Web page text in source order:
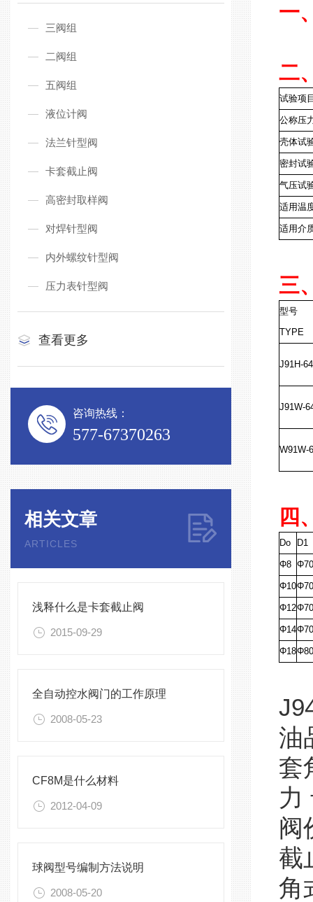
三阀组
二阀组
五阀组
液位计阀
法兰针型阀
卡套截止阀
高密封取样阀
对焊针型阀
内外螺纹针型阀
压力表针型阀
查看更多
咨询热线：
577-67370263
相关文章
ARTICLES
浅释什么是卡套截止阀
2015-09-29
全自动控水阀门的工作原理
2008-05-23
CF8M是什么材料
2012-04-09
球阀型号编制方法说明
2008-05-20
一
二
试验项
公称压
壳体试
密封试
气压试
适用温
适用介
三
型号
TYPE
J91H-64
J91W-
W91W-
四
Do D1
Φ8
Φ10
Φ12
Φ14
Φ18
油
套
力
阀
截
角